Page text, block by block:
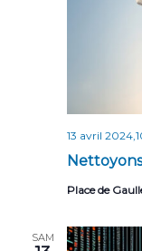
13 avril
Place de
SAM